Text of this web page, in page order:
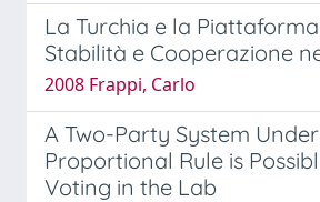
La Turchia e la
Stabilità e Cooperazione
2008 Frappi, Carlo
A Two-Party System
Proportional Rule is
Voting in the Lab